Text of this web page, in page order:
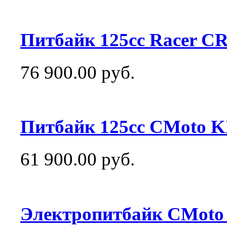
Питбайк 125сс Racer
76 900.00 руб.
Питбайк 125сс CMoto
61 900.00 руб.
Электропитбайк